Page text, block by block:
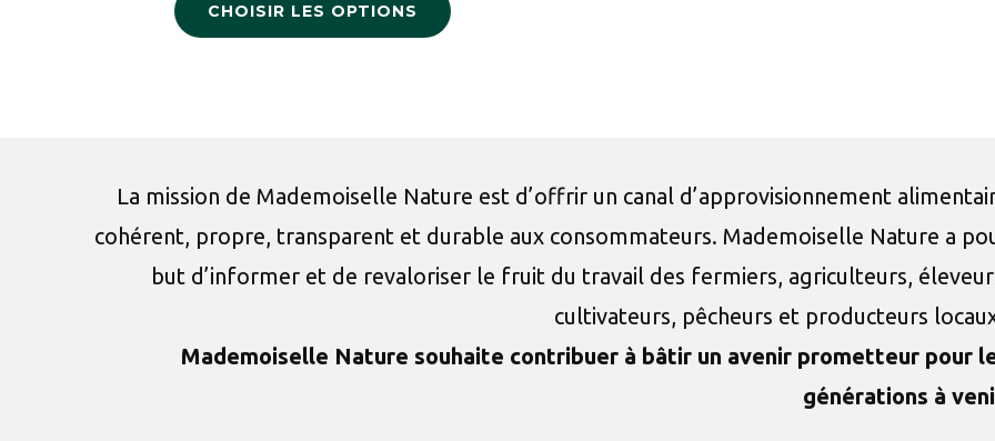
CHOISIR LES OPTIONS
La mission de Mademoiselle Nature est d’offrir un canal d’approvisionnement
cohérent, propre, transparent et durable aux consommateurs. Mademoiselle Nature a
but d’informer et de revaloriser le fruit du travail des fermiers, agriculteurs,
cultivateurs, pêcheurs et producteurs
Mademoiselle Nature souhaite contribuer à bâtir un avenir prometteur pour
générations à